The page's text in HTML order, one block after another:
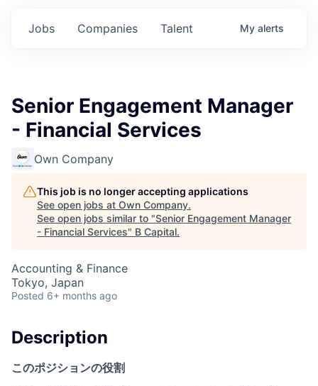
Jobs Companies Talent My alerts
Senior Engagement Manager
- Financial Services
Own Company
This job is no longer accepting applications
See open jobs at Own Company.
See open jobs similar to "Senior Engagement Manager
- Financial Services" B Capital.
Accounting & Finance
Tokyo, Japan
Posted 6+ months ago
Description
このポジションの役割